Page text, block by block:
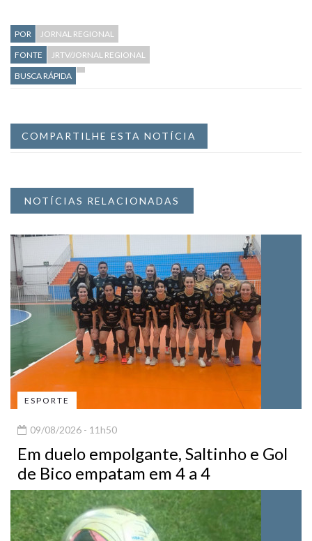
POR
JORNAL REGIONAL
FONTE
JRTV/JORNAL REGIONAL
BUSCA RÁPIDA
COMPARTILHE ESTA NOTÍCIA
NOTÍCIAS RELACIONADAS
ESPORTE
09/08/2026 - 11h50
Em duelo empolgante, Saltinho e Gol
de Bico empatam em 4 a 4